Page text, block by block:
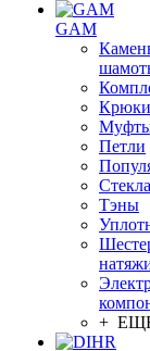
GAM
Крюки
Петли
Стекла
Тэны
+